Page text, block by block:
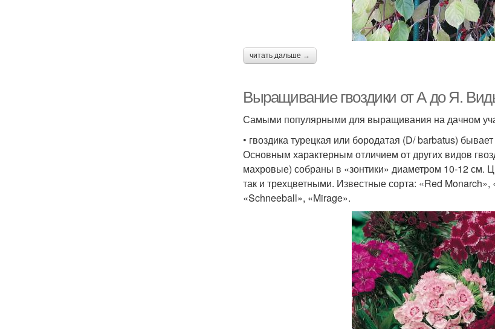
читать дальше →
Выращивание гвоздики от А до Я.
Самыми популярными для выращивания на дачном
• гвоздика турецкая или бородатая (D/ barbatus)
Основным характерным отличием от других видов
махровые) собраны в «зонтики» диаметром 10-12 см.
так и трехцветными. Известные сорта: «Red
«Schneeball», «Mirage».